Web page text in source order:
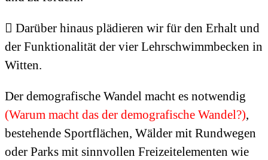
 Darüber hinaus plädieren wir für den Erhalt und
der Funktionalität der vier Lehrschwimmbecken in
Witten.
Der demografische Wandel macht es notwendig
(Warum macht das der demografische Wandel?),
bestehende Sportflächen, Wälder mit Rundwegen
oder Parks mit sinnvollen Freizeitelementen wie